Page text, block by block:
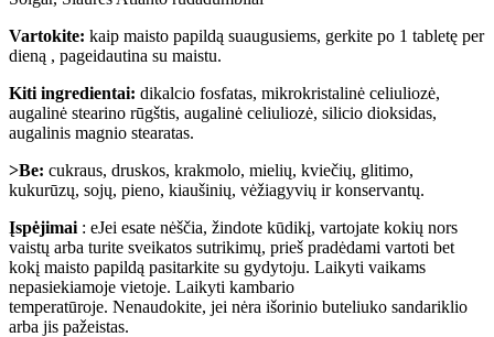
Vartokite: kaip maisto papildą suaugusiems, gerkite po 1 tabletę per
dieną , pageidautina su maistu.
Kiti ingredientai: dikalcio fosfatas, mikrokristalinė celiuliozė,
augalinė stearino rūgštis, augalinė celiuliozė, silicio dioksidas,
augalinis magnio stearatas.
>Be: cukraus, druskos, krakmolo, mielių, kviečių, glitimo,
kukurūzų, sojų, pieno, kiaušinių, vėžiagyvių ir konservantų.
Įspėjimai : eJei esate nėščia, žindote kūdikį, vartojate kokių nors
vaistų arba turite sveikatos sutrikimų, prieš pradėdami vartoti bet
kokį maisto papildą pasitarkite su gydytoju. Laikyti vaikams
nepasiekiamoje vietoje. Laikyti kambario
temperatūroje. Nenaudokite, jei nėra išorinio buteliuko sandariklio
arba jis pažeistas.